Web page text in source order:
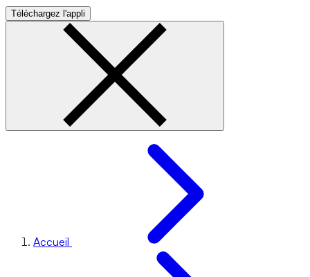
Téléchargez l'appli
Accueil